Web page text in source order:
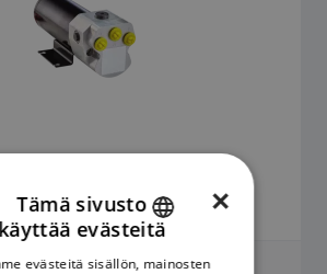
1.022,83 €
sisältää arvonlisäveron
ENGLISH
×
Tämä sivusto
käyttää evästeitä
evästeitä sisällön, mainosten